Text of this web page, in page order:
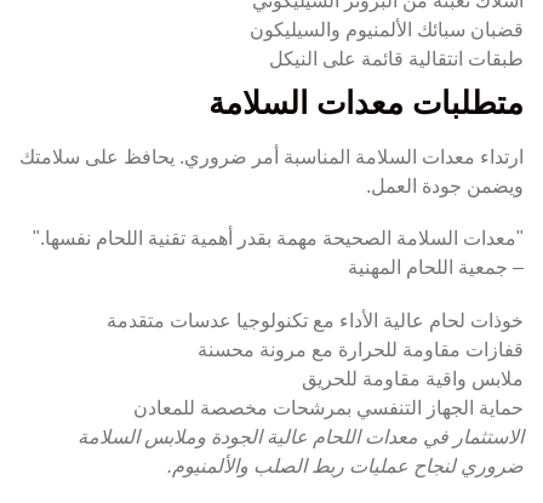
قضبان سبائك الألمنيوم والسيليكون
طبقات انتقالية قائمة على النيكل
متطلبات معدات السلامة
ارتداء معدات السلامة المناسبة أمر ضروري. يحافظ على سلامتك
ويضمن جودة العمل.
"معدات السلامة الصحيحة مهمة بقدر أهمية تقنية اللحام نفسها."
– جمعية اللحام المهنية
خوذات لحام عالية الأداء مع تكنولوجيا عدسات متقدمة
قفازات مقاومة للحرارة مع مرونة محسنة
ملابس واقية مقاومة للحريق
حماية الجهاز التنفسي بمرشحات مخصصة للمعادن
الاستثمار في معدات اللحام عالية الجودة وملابس السلامة
ضروري لنجاح عمليات ربط الصلب والألمنيوم.